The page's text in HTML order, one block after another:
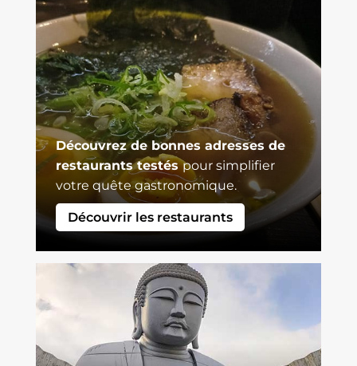
Découvrez de bonnes adresses de
restaurants testéspour simplifier
votre quête gastronomique.
Découvrir les restaurants